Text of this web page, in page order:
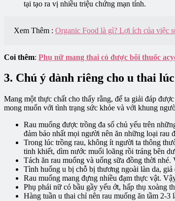
tại tạo ra vị nhiều triệu chứng mạn tính.
Xem Thêm : Organic Food là gì? Lợi ích của việc
Coi thêm: Phụ nữ mang thai có được bôi thuốc
3. Chú ý dành riêng cho u thai
Mang một thực chất cho thấy rằng, để ta giải đáp
mong muốn với tình trạng sức khỏe và với khung
Rau muống được trồng đa số chủ yếu trên
đảm bảo nhất mọi người nên ăn những loại
Trong lúc trồng rau, không ít người ta thông
tinh khiết, dìm nước muối loãng rồi tráng bên
Tách ăn rau muống và uống sữa đồng thời
Tình huống u bị chỗ bị thương ngoài làn da, giả
Rau muống mang đựng nhiều đạm thực vật.
Phụ phái nữ có bầu gầy yếu ớt, hấp thụ xoàng
Hàng tuần u thai chỉ nên rau muống ăn tầm 2-3